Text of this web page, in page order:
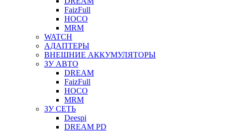
FaizFull
HOCO
MRM
WATCH
АДАПТЕРЫ
ВНЕШНИЕ АККУМУЛЯТОРЫ
ЗУ АВТО
DREAM
FaizFull
HOCO
MRM
ЗУ СЕТЬ
Deespi
DREAM PD